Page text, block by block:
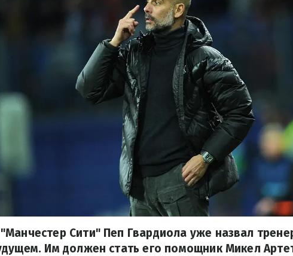
Сити" Пеп Гвардиола уже назвал
Им должен стать его помощник Микел